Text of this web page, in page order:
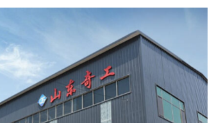
birleşerek termal köprülemeyi
düşürdüğünü gösteriyor...